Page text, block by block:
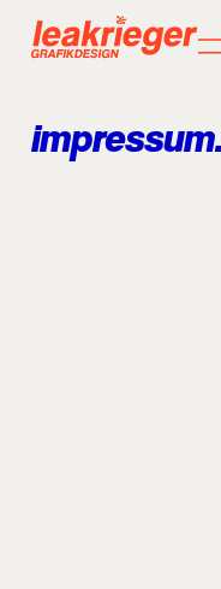
impressum.